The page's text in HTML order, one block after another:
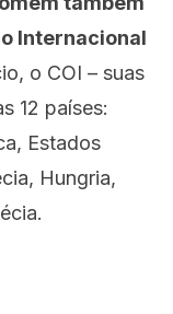
Internacional
o COI – suas
12 países:
Estados
Hungria,